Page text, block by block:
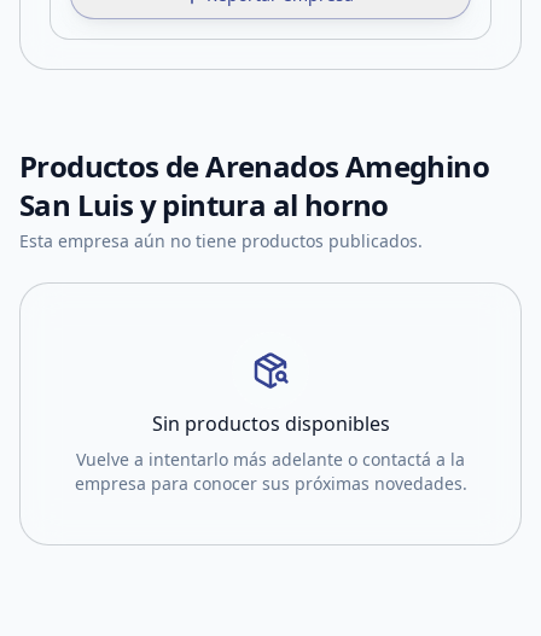
Productos deArenados Ameghino
San Luis y pintura al horno
Esta empresa aún no tiene productos publicados.
Sin productos disponibles
Vuelve a intentarlo más adelante o contactá a la
empresa para conocer sus próximas novedades.